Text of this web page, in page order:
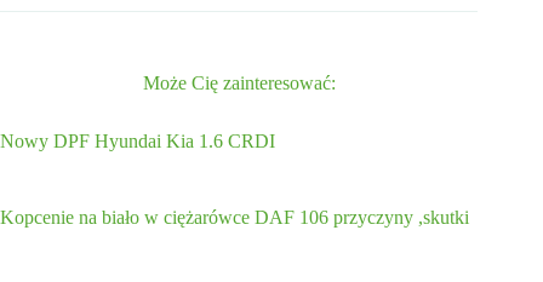
Może Cię zainteresować:
Nowy DPF Hyundai Kia 1.6 CRDI
Kopcenie na biało w ciężarówce DAF 106 przyczyny ,skutki